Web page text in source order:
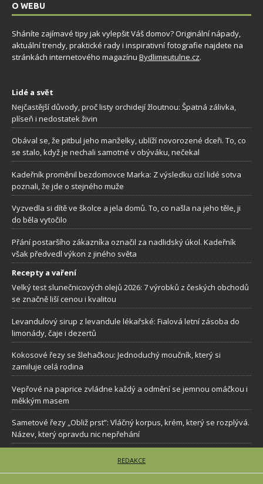
O WEBU
Sháníte zajímavé tipy jak vylepšit Váš domov? Originální nápady,
aktuální trendy, praktické rady i inspirativní fotografie najdete na
stránkách internetového magazínu Bydlimeutulne.cz.
Lidé a svět
Nejčastější důvody, proč listy orchidejí žloutnou: Špatná zálivka,
plíseň i nedostatek živin
Obával se, že pitbul jeho manželky, ublíží novorozené dceři. To, co
se stalo, když je nechali samotné v obýváku, nečekal
Kadeřník proměnil bezdomovce Marka: Z výsledku cizí lidé sotva
poznali, že jde o stejného muže
Vyzvedla si dítě ve školce a jela domů. To, co našla na jeho těle, ji
do běla vytočilo
Přání postaršího zákazníka označil za nadlidský úkol. Kadeřník
však předvedl výkon z jiného světa
Recepty a vaření
Velký test slunečnicových olejů 2026: 7 výrobků z českých obchodů
se značně liší cenou i kvalitou
Levandulový sirup z levandule lékařské: Fialová letní zásoba do
limonády, čaje i dezertů
Kokosové řezy se šlehačkou: Jednoduchý moučník, který si
zamiluje celá rodina
Vepřové na paprice zvládne každý a odmění se jemnou omáčkou i
měkkým masem
Sametové řezy „Obliž prst”: Vláčný korpus, krém, který se rozplývá.
Název, který opravdu nic nepřehání
REDAKCE